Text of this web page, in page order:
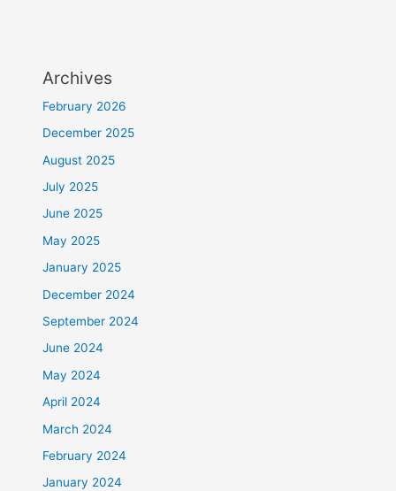
Archives
February 2026
December 2025
August 2025
July 2025
June 2025
May 2025
January 2025
December 2024
September 2024
June 2024
May 2024
April 2024
March 2024
February 2024
January 2024